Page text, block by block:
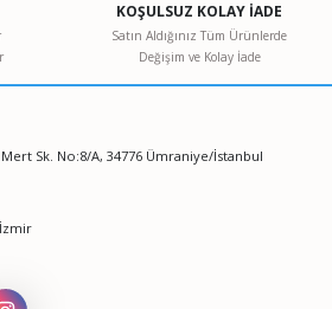
bulunuyor.
daha pahalı.
KOŞULSUZ KOLAY İADE
Satın Aldığınız Tüm Ürünlerde
Değişim ve Kolay İade
Sk. No:8/A, 34776 Ümraniye/İstanbul